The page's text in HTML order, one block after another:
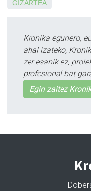
GIZARTEA
Kronika egunero,
ahal izateko,
zer esanik ez,
profesional bat
Egin zaitez